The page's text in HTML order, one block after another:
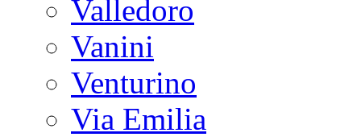
Valledoro
Vanini
Venturino
Via Emilia